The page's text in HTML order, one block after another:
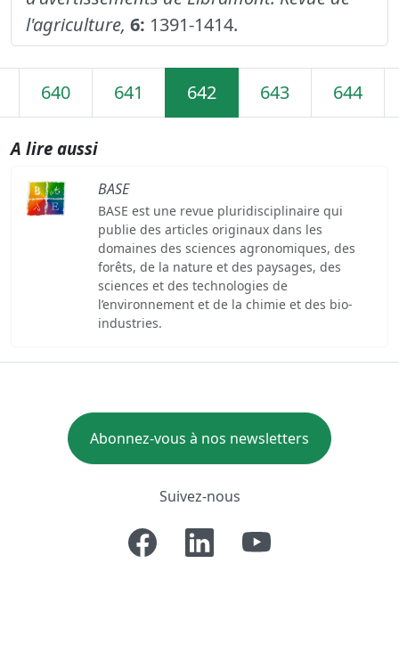
l'agriculture, 6: 1391-1414.
640 641 642 643 644
A lire aussi
BASE
BASE est une revue pluridisciplinaire qui
publie des articles originaux dans les
domaines des sciences agronomiques, des
forêts, de la nature et des paysages, des
sciences et des technologies de
l’environnement et de la chimie et des bio-
industries.
Abonnez-vous à nos newsletters
Suivez-nous